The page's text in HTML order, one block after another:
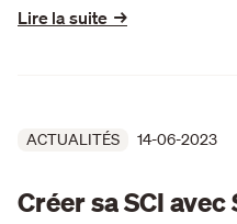
Lire la suite →
ACTUALITÉS 14-06-2023
Créer sa SCI avec